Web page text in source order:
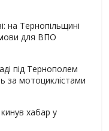
на Тернопільщині
для ВПО
під Тернополем
за мотоциклістами
хабар у